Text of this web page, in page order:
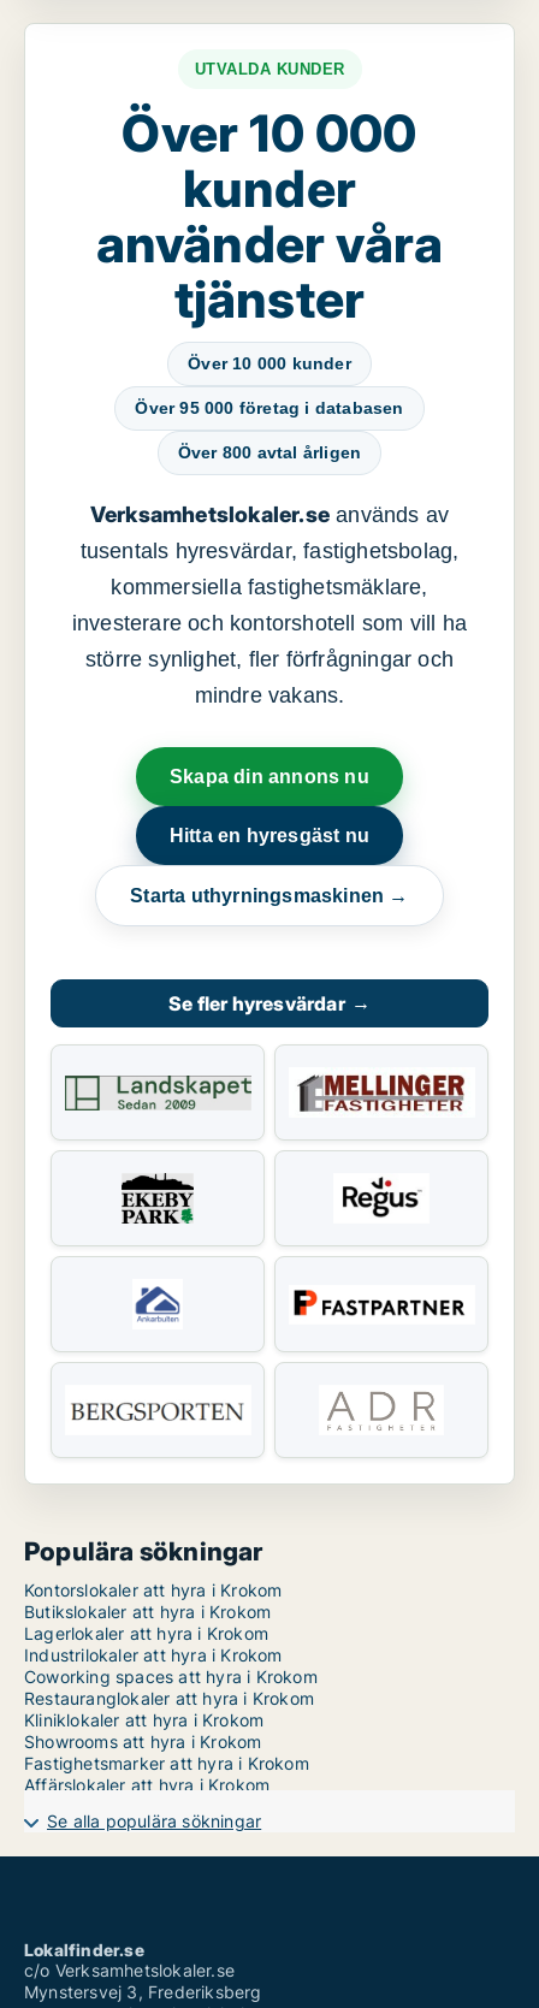
UTVALDA KUNDER
Över 10 000
kunder
använder våra
tjänster
Över 10 000 kunder
Över 95 000 företag i databasen
Över 800 avtal årligen
Verksamhetslokaler.se används av
tusentals hyresvärdar, fastighetsbolag,
kommersiella fastighetsmäklare,
investerare och kontorshotell som vill ha
större synlighet, fler förfrågningar och
mindre vakans.
Skapa din annons nu
Hitta en hyresgäst nu
Starta uthyrningsmaskinen →
Se fler hyresvärdar →
Populära sökningar
Kontorslokaler att hyra i Krokom
Butikslokaler att hyra i Krokom
Lagerlokaler att hyra i Krokom
Industrilokaler att hyra i Krokom
Coworking spaces att hyra i Krokom
Restauranglokaler att hyra i Krokom
Kliniklokaler att hyra i Krokom
Showrooms att hyra i Krokom
Fastighetsmarker att hyra i Krokom
Affärslokaler att hyra i Krokom
Se alla populära sökningar
Lokalfinder.se
c/o Verksamhetslokaler.se
Mynstersvej 3, Frederiksberg